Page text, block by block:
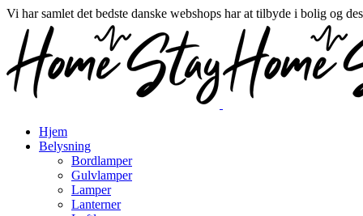
Vi har samlet det bedste danske webshops har at tilbyde i bolig og
Hjem
Belysning
Bordlamper
Gulvlamper
Lamper
Lanterner